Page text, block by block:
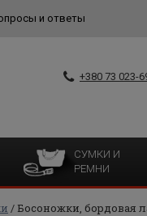
и ответы
+380 73 023-
СУМКИ И
РЕМНИ
Босоножки, бордовая